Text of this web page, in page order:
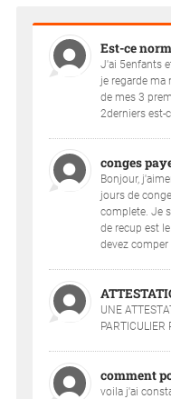
Est-ce
J'ai 5enfants
je regarde ma
de mes 3
2derniers est-
conges
Bonjour,
jours de
complete. Je
de recup est
devez comper
UNE
PARTICULIER
comment
voila j'ai